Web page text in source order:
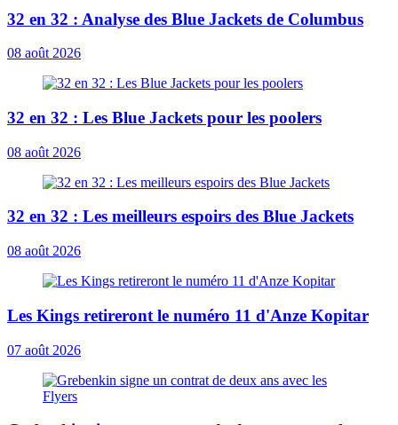
32 en 32 : Analyse des Blue Jackets de Columbus
08 août 2026
32 en 32 : Les Blue Jackets pour les poolers
08 août 2026
32 en 32 : Les meilleurs espoirs des Blue Jackets
08 août 2026
Les Kings retireront le numéro 11 d'Anze Kopitar
07 août 2026